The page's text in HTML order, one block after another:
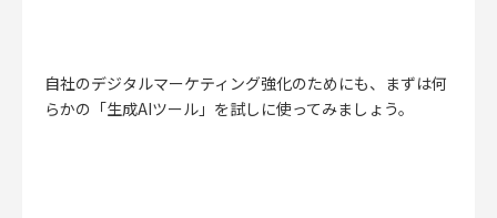
自社のデジタルマーケティング強化のためにも、まずは何
らかの「生成AIツール」を試しに使ってみましょう。